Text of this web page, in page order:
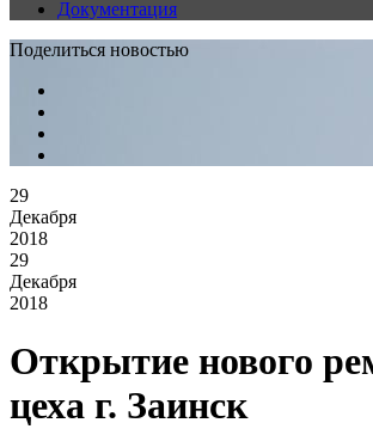
Документация
Поделиться новостью
29
Декабря
2018
29
Декабря
2018
Открытие нового
цеха г. Заинск